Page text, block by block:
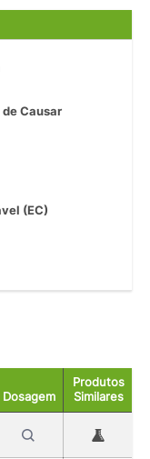
Causar
(EC)
Dosagem
Produtos
Similares